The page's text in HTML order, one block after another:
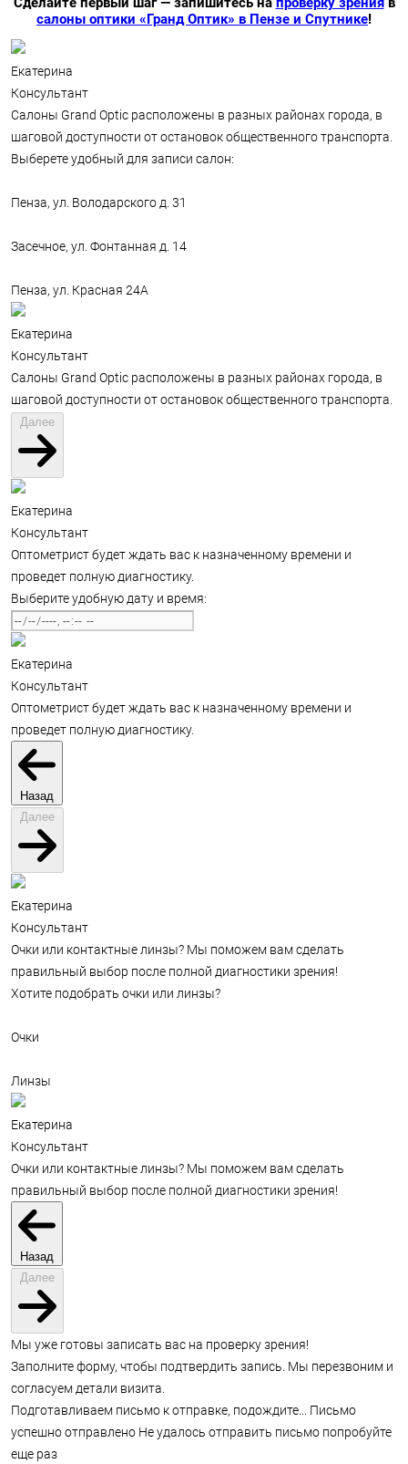
салоны оптики «Гранд Оптик» в Пензе и Спутнике!
Екатерина
Консультант
Салоны Grand Optic расположены в разных районах города, в
шаговой доступности от остановок общественного транспорта.
Выберете удобный для записи салон:
Пенза, ул. Володарского д. 31
Засечное, ул. Фонтанная д. 14
Пенза, ул. Красная 24А
Екатерина
Консультант
Салоны Grand Optic расположены в разных районах города, в
шаговой доступности от остановок общественного транспорта.
Далее
Екатерина
Консультант
Оптометрист будет ждать вас к назначенному времени и
проведет полную диагностику.
Выберите удобную дату и время:
Екатерина
Консультант
Оптометрист будет ждать вас к назначенному времени и
проведет полную диагностику.
Назад
Далее
Екатерина
Консультант
Очки или контактные линзы? Мы поможем вам сделать
правильный выбор после полной диагностики зрения!
Хотите подобрать очки или линзы?
Очки
Линзы
Екатерина
Консультант
Очки или контактные линзы? Мы поможем вам сделать
правильный выбор после полной диагностики зрения!
Назад
Далее
Мы уже готовы записать вас на проверку зрения!
Заполните форму, чтобы подтвердить запись. Мы перезвоним и
согласуем детали визита.
Подготавливаем письмо к отправке, подождите...
Письмо
успешно отправлено Не удалось отправить письмо попробуйте
еще раз